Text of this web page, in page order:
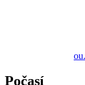
Počasí